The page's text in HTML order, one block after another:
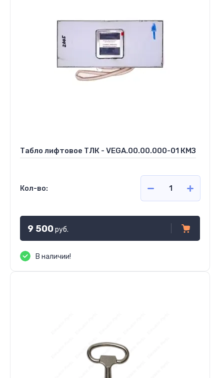
Табло лифтовое ТЛК - VEGA.00.00.000-01 КМЗ
Кол-во:
9 500руб.
В наличии!